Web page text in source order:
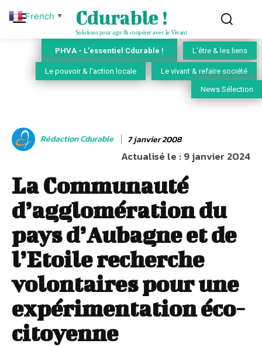
Cdurable !
Solutions pour agir & coopérer avec le Vivant
PHVA - L'essentiel Cdurable ! L'être & les liens
Le pouvoir & l'action locale Le vivant & refaire société
News Sélection
Rédaction Cdurable 7 janvier 2008
Actualisé le :9 janvier 2024
La Communauté
d’agglomération du
pays d’Aubagne et de
l’Etoile recherche
volontaires pour une
expérimentation éco-
citoyenne
French ▼